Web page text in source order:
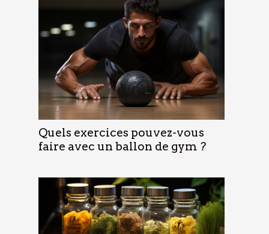
Quels exercices pouvez-vous
faire avec un ballon de gym ?